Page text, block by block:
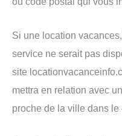
Si une location
service ne serait pas
site
mettra en relation avec
proche de la ville dans le